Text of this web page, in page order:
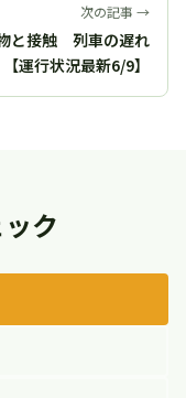
次の記事 →
と接触 列車の遅れ
【運行状況最新6/9】
ク